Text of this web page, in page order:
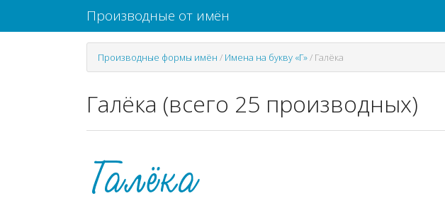
Производные от имён
Производные формы имён / Имена на букву «Г»/ Галёка
Галёка (всего 25 производных)